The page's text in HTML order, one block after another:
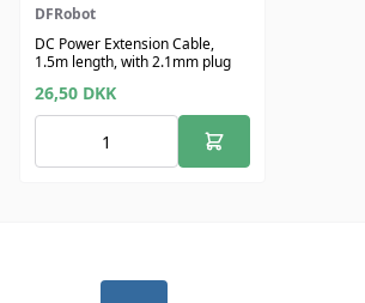
DFRobot
DC Power Extension Cable,
1.5m length, with 2.1mm plug
26,50 DKK